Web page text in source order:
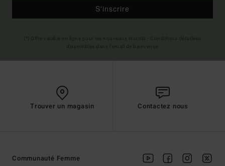
S'inscrire
Trouver un magasin Contactez nous
Communauté Femme